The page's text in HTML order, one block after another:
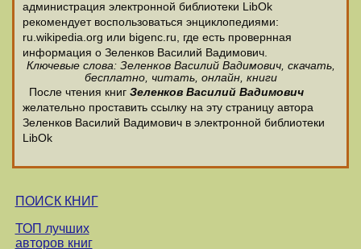
администрация электронной библиотеки LibOk
рекомендует воспользоваться энциклопедиями:
ru.wikipedia.org или bigenc.ru, где есть провернная
информация о Зеленков Василий Вадимович.
Ключевые слова: Зеленков Василий Вадимович, скачать,
бесплатно, читать, онлайн, книги
После чтения книг Зеленков Василий Вадимович
желательно проставить ссылку на эту страницу автора
Зеленков Василий Вадимович в электронной библиотеки
LibOk
ПОИСК КНИГ
ТОП лучших
авторов книг